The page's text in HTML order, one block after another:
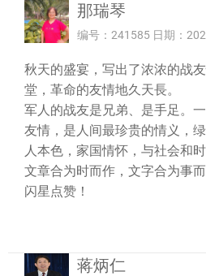
那瑞琴
编号：241585 日期：
秋天的盛宴，写出了浓浓的战
堂，革命的友情地久天長。
军人的战友是兄弟、是手足。
友情，是人间最珍贵的情义，
人本色，家国情怀，与社会和时
文章合为时而作，文字合为事
闪星点赞！
蒋炳仁